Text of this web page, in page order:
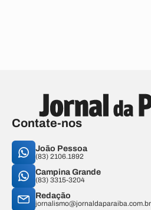
Contate-nos
João Pessoa
(83) 2106.1892
Campina Grande
(83) 3315-3204
Redação
jornalismo@jornaldaparaiba.com.br